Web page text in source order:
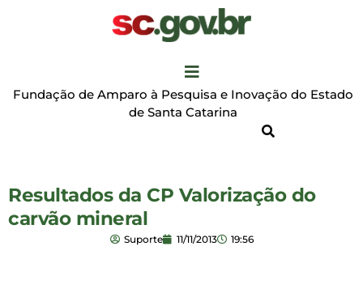
Fundação de Amparo à Pesquisa e Inovação do Estado
de Santa Catarina
Resultados da CP Valorização do
carvão mineral
Suporte 11/11/2013 19:56